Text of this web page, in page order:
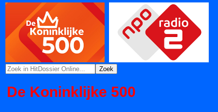
De Koninklijke 500